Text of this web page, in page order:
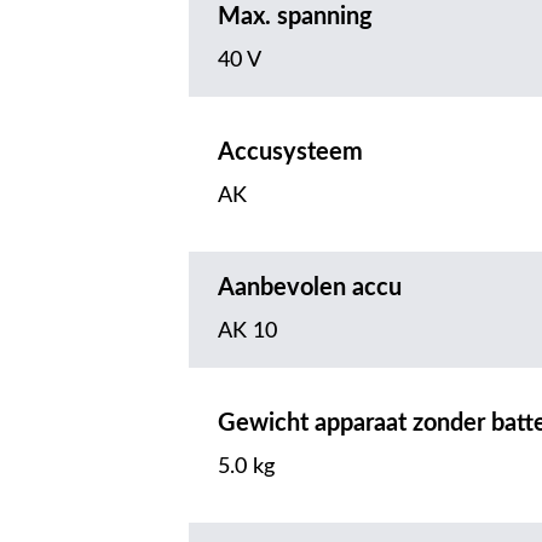
Max. spanning
40 V
Accusysteem
AK
Aanbevolen accu
AK 10
Gewicht apparaat zonder
5.0 kg